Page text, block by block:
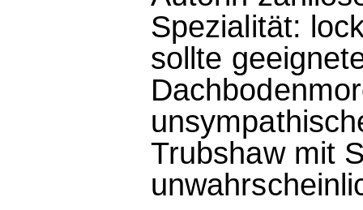
Spezialität:
sollte
Trubshaw mit